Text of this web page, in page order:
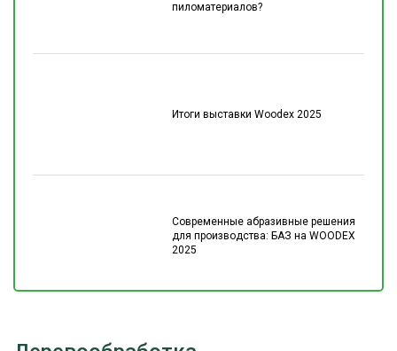
пиломатериалов?
Итоги выставки Woodex 2025
Современные абразивные решения
для производства: БАЗ на WOODEX
2025